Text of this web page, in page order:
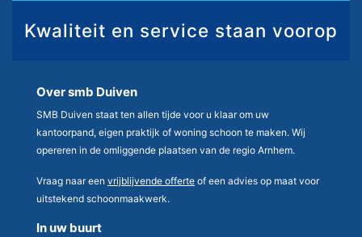
Kwaliteit en service staan voorop
Over smb Duiven
SMB Duiven staat ten allen tijde voor u klaar om uw
kantoorpand, eigen praktijk of woning schoon te maken. Wij
opereren in de omliggende plaatsen van de regio Arnhem.
Vraag naar een vrijblijvende offerte of een advies op maat voor
uitstekend schoonmaakwerk.
In uw buurt